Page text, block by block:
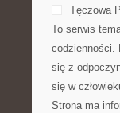
Tęczowa
To serwis
codzienności.
się z
się w
Strona ma